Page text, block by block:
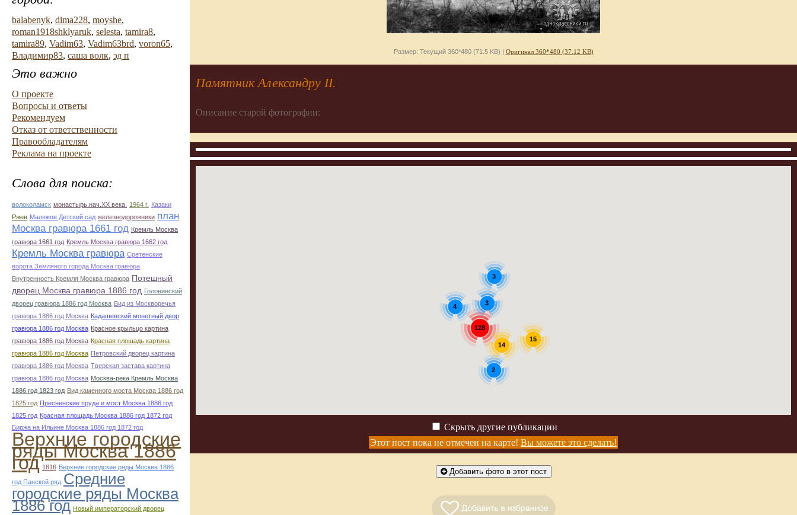
balabenyk, dima228, moyshe,
roman1918shklyaruk, selesta, tamira8,
tamira89, Vadim63, Vadim63brd, voron65,
Владимир83, саша волк, эд п
Это важно
О проекте
Вопросы и ответы
Рекомендуем
Отказ от ответственности
Правообладателям
Реклама на проекте
Слова для поиска:
волоколамск монастырь.нач.ХХ века. 1964 г. Казаки
Ржев Малюков Детский сад железнодорожники план
Москва гравюра 1661 год Кремль Москва
гравюра 1661 год Кремль Москва гравюра 1662 год
Кремль Москва гравюра Сретенские
ворота Земляного города Москва гравюра
Внутренность Кремля Москва гравюра Потешный
дворец Москва гравюра 1886 год Головинский
дворец гравюра 1886 год Москва Вид из Москворечья
гравюра 1886 год Москва Кадашевский монетный двор
гравюра 1886 год Москва Красное крыльцо картина
гравюра 1886 год Москва Красная площадь картина
гравюра 1886 год Москва Петровский дворец картина
гравюра 1886 год Москва Тверская застава картина
гравюра 1886 год Москва Москва-река Кремль Москва
1886 год 1823 год Вид каменного моста Москва 1886 год
1825 год Пресненские пруда и мост Москва 1886 год
1825 год Красная площадь Москва 1886 год 1872 год
Биржа на Ильине Москва 1886 год 1872 год
Верхние городские
ряды Москва 1886
год 1816 Верхние городские ряды Москва 1886
год Панской ряд Средние
городские ряды Москва
1886 год Новый императорский дворец
Размер: Текущий 360*480 (71.5 KB) | Оригинал 360*480 (37.12 KB)
Памятник Александру II.
Описание старой фотографии:
128
14
15
3
2
4
3
Скрыть другие публикации
Этот пост пока не отмечен на карте! Вы можете это сделать!
Добавить фото в этот пост